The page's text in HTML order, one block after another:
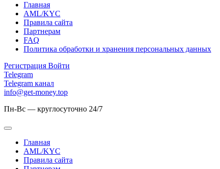
Главная
AML/KYC
Правила сайта
Партнерам
FAQ
Политика обработки и хранения персональных данных
Регистрация Войти
Telegram
Telegram канал
info@get-money.top
Пн-Вс — круглосуточно 24/7
Главная
AML/KYC
Правила сайта